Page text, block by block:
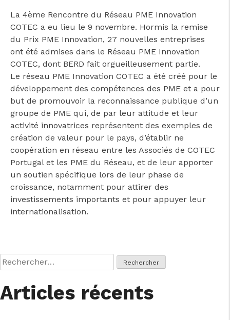
La 4ème Rencontre du Réseau PME Innovation
COTEC a eu lieu le 9 novembre. Hormis la remise
du Prix PME Innovation, 27 nouvelles entreprises
ont été admises dans le Réseau PME Innovation
COTEC, dont BERD fait orgueilleusement partie.
Le réseau PME Innovation COTEC a été créé pour le
développement des compétences des PME et a pour
but de promouvoir la reconnaissance publique d’un
groupe de PME qui, de par leur attitude et leur
activité innovatrices représentent des exemples de
création de valeur pour le pays, d’établir ne
coopération en réseau entre les Associés de COTEC
Portugal et les PME du Réseau, et de leur apporter
un soutien spécifique lors de leur phase de
croissance, notamment pour attirer des
investissements importants et pour appuyer leur
internationalisation.
Rechercher :
Articles récents